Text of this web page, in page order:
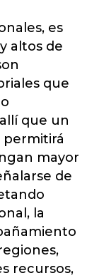
es
altos de
que
que un
permitirá
mayor
de
la
recursos,